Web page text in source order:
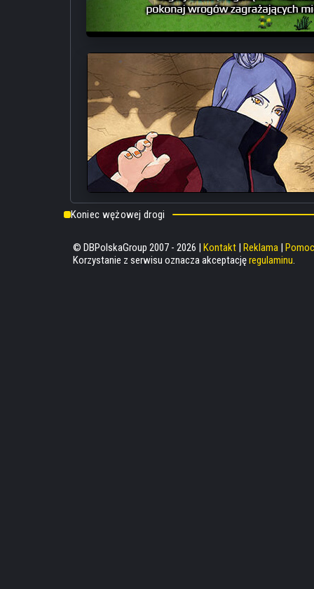
Koniec wężowej drogi
© DBPolskaGroup 2007 - 2026 | Kontakt| Reklama| Pomoc
Korzystanie z serwisu oznacza akceptacjęregulaminu.